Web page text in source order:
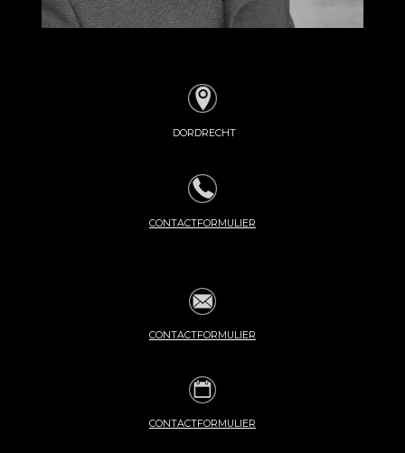
DORDRECHT
CONTACTFORMULIER
CONTACTFORMULIER
CONTACTFORMULIER